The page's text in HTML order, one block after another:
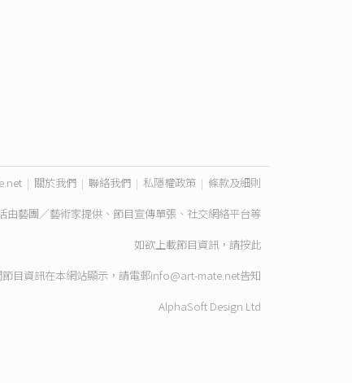
| 關於我們 | 聯絡我們 | 私隱權政策 | 條款及細則
由藝團／藝術家提供、節目宣傳單張、社交網絡平台等
如欲上載節目資訊，請按此
目資訊在本網站顯示，請電郵info@art-mate.net告知
AlphaSoft Design Ltd